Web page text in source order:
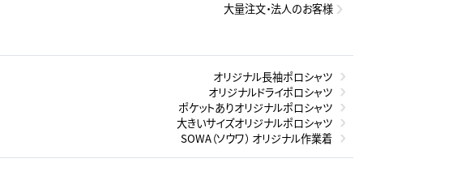
大量注文・法人のお客様
オリジナル長袖ポロシャツ
オリジナルドライポロシャツ
ポケットありオリジナルポロシャツ
大きいサイズオリジナルポロシャツ
SOWA（ソウワ） オリジナル作業着